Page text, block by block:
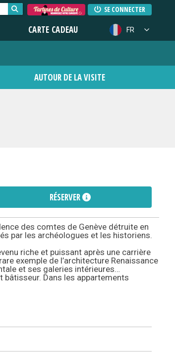
SE CONNECTER
CARTE CADEAU FR
AUTOUR DE LA VISITE
RÉSERVER
des comtes de Genève détruite en
par les archéologues et les historiens.
riche et puissant après une carrière
exemple de l’architecture Renaissance
et ses galeries intérieures…
Dans les appartements